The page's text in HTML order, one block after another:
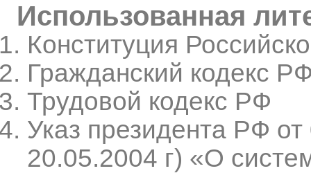
Использованная
Конституция
Гражданский кодекс
Трудовой кодекс РФ
Указ президента РФ
20.05.2004 г) «О